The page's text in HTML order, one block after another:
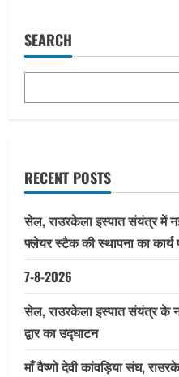
कवि
का
आयोजन,
SEARCH
RECENT POSTS
सेल, राउरकेला इस्पात संयंत्र में
फ्लेयर स्टैक की स्थापना का कार्य
7-8-2026
सेल, राउरकेला इस्पात संयंत्र के
द्वार का उद्घाटन
माँ वैष्णो देवी कांवड़िया संघ,